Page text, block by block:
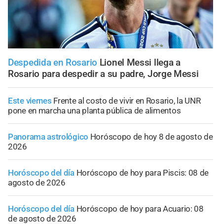
Despedida en Rosario Lionel Messi llega a
Rosario para despedir a su padre, Jorge Messi
Este viernes Frente al costo de vivir en Rosario, la UNR
pone en marcha una planta pública de alimentos
Panorama astrológico Horóscopo de hoy 8 de agosto de
2026
Horóscopo del día Horóscopo de hoy para Piscis: 08 de
agosto de 2026
Horóscopo del día Horóscopo de hoy para Acuario: 08
de agosto de 2026